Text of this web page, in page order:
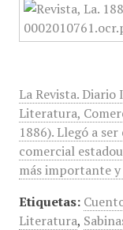
La Revista.
Literatura,
1886). Llegó a
comercial
más importante
Etiquetas:
Literatura,